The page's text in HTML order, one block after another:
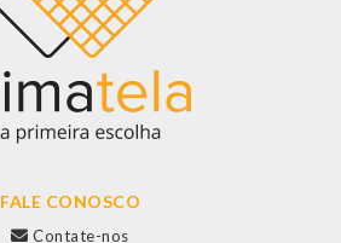
FALE CONOSCO
Contate-nos